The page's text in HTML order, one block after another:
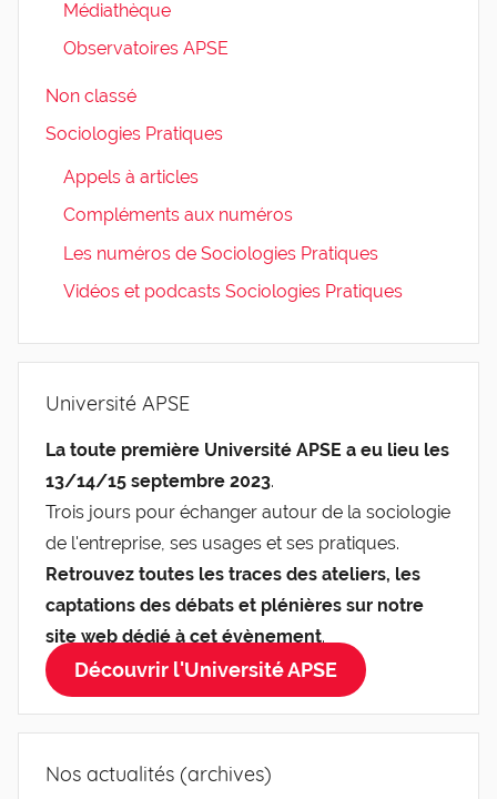
Médiathèque
Observatoires APSE
Non classé
Sociologies Pratiques
Appels à articles
Compléments aux numéros
Les numéros de Sociologies Pratiques
Vidéos et podcasts Sociologies Pratiques
Université APSE
La toute première Université APSE a eu lieu les
13/14/15 septembre 2023.
Trois jours pour échanger autour de la sociologie
de l'entreprise, ses usages et ses pratiques.
Retrouvez toutes les traces des ateliers, les
captations des débats et plénières sur notre
site web dédié à cet évènement.
Découvrir l'Université APSE
Nos actualités (archives)